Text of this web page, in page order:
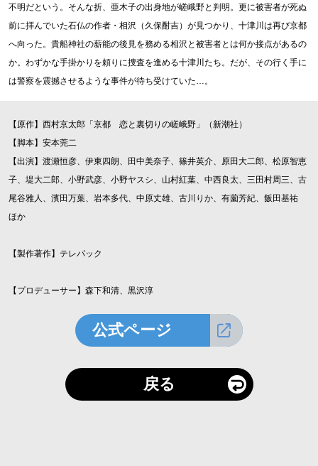
不明だという。そんな折、亜木子の出身地が嵯峨野と判明。更に被害者が死ぬ
前に拝んでいた石仏の作者・相沢（久保酎吉）が見つかり、十津川は再び京都
へ向った。貴船神社の薪能の後見を務める相沢と被害者とは何か接点があるの
か。わずかな手掛かりを頼りに捜査を進める十津川たち。だが、その行く手に
は警察を震撼させるような事件が待ち受けていた…。
【原作】西村京太郎「京都 恋と裏切りの嵯峨野」（新潮社）
【脚本】安本莞二
【出演】渡瀬恒彦、伊東四朗、田中美奈子、篠井英介、原田大二郎、松原智恵
子、堤大二郎、小野武彦、小野ヤスシ、山村紅葉、中西良太、三田村周三、古
尾谷雅人、濱田万葉、岩本多代、中原丈雄、古川りか、有薗芳紀、飯田基祐
ほか
【製作著作】テレパック
【プロデューサー】森下和清、黒沢淳
公式ページ
戻る